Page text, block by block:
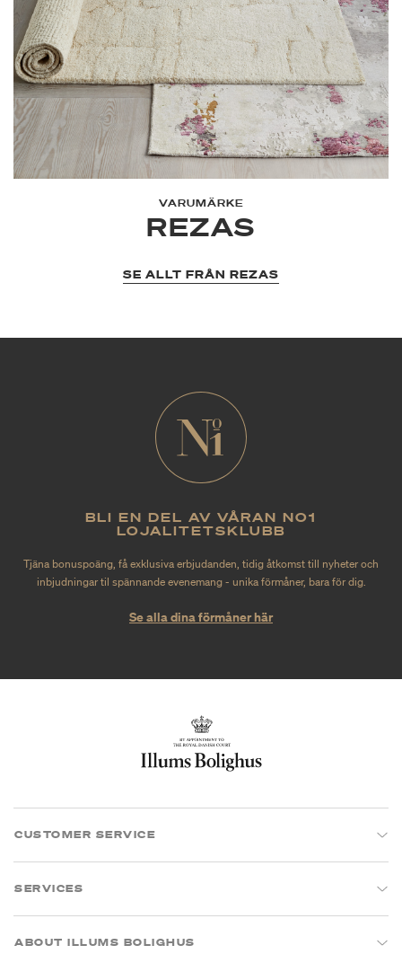
VARUMÄRKE
REZAS
SE ALLT FRÅN REZAS
BLI EN DEL AV VÅRAN NO1
LOJALITETSKLUBB
Tjäna bonuspoäng, få exklusiva erbjudanden, tidig åtkomst till nyheter och
inbjudningar til spännande evenemang - unika förmåner, bara för dig.
Se alla dina förmåner här
CUSTOMER SERVICE
SERVICES
ABOUT ILLUMS BOLIGHUS